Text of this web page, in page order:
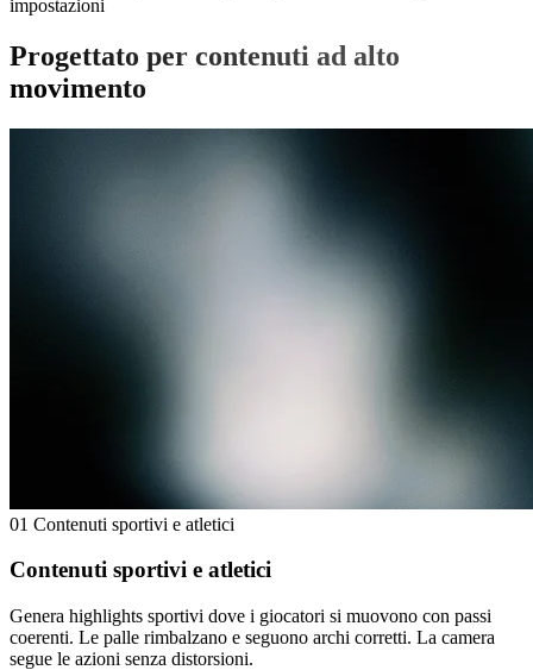
impostazioni
Progettato per contenuti ad alto
movimento
01 Contenuti sportivi e atletici
Contenuti sportivi e atletici
Genera highlights sportivi dove i giocatori si muovono con passi
coerenti. Le palle rimbalzano e seguono archi corretti. La camera
segue le azioni senza distorsioni.